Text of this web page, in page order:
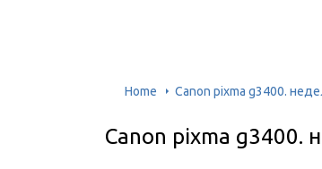
Home Canon pixma g3400.
Canon pixma g3400.